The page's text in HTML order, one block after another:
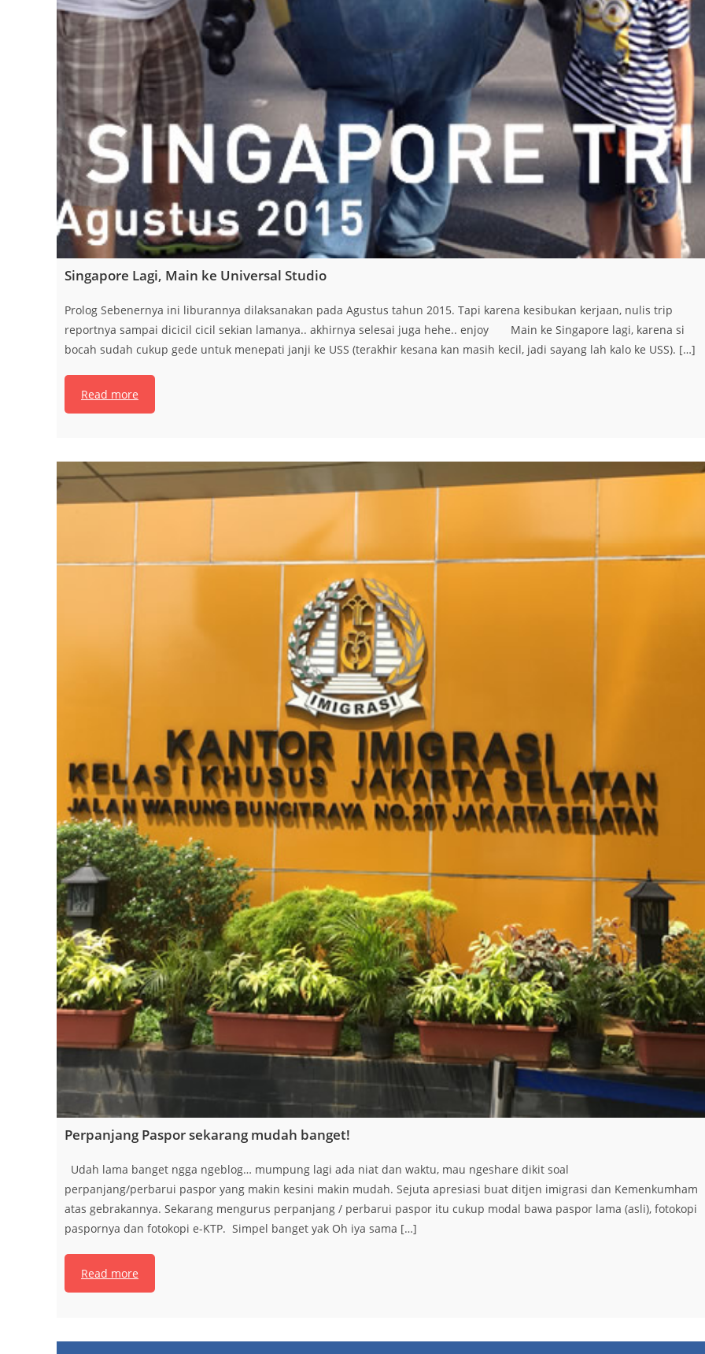
Singapore Lagi, Main ke Universal Studio
Prolog Sebenernya ini liburannya dilaksanakan pada Agustus tahun 2015. Tapi karena kesibukan kerjaan, nulis trip
reportnya sampai dicicil cicil sekian lamanya.. akhirnya selesai juga hehe.. enjoy Main ke Singapore lagi, karena si
bocah sudah cukup gede untuk menepati janji ke USS (terakhir kesana kan masih kecil, jadi sayang lah kalo ke USS). […]
Read more
Perpanjang Paspor sekarang mudah banget!
Udah lama banget ngga ngeblog… mumpung lagi ada niat dan waktu, mau ngeshare dikit soal
perpanjang/perbarui paspor yang makin kesini makin mudah. Sejuta apresiasi buat ditjen imigrasi dan Kemenkumham
atas gebrakannya. Sekarang mengurus perpanjang / perbarui paspor itu cukup modal bawa paspor lama (asli), fotokopi
paspornya dan fotokopi e-KTP. Simpel banget yak Oh iya sama […]
Read more